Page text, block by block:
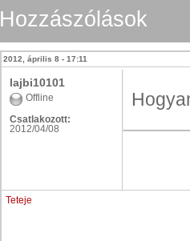
Hozzászólások
2012, április 8 - 17:11
lajbi10101
Offline
Csatlakozott:
2012/04/08
Teteje